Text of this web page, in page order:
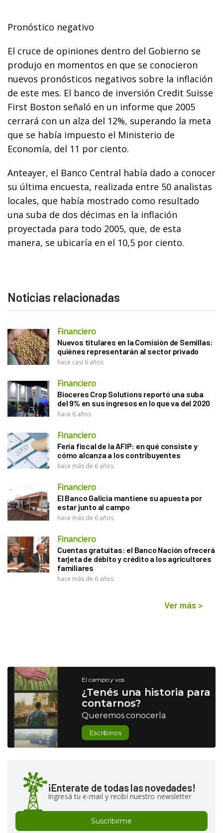
Pronóstico negativo
El cruce de opiniones dentro del Gobierno se
produjo en momentos en que se conocieron
nuevos pronósticos negativos sobre la inflación
de este mes. El banco de inversión Credit Suisse
First Boston señaló en un informe que 2005
cerrará con un alza del 12%, superando la meta
que se había impuesto el Ministerio de
Economía, del 11 por ciento.
Anteayer, el Banco Central había dado a conocer
su última encuesta, realizada entre 50 analistas
locales, que había mostrado como resultado
una suba de dos décimas en la inflación
proyectada para todo 2005, que, de esta
manera, se ubicaría en el 10,5 por ciento.
Noticias relacionadas
Financiero
Nuevos titulares en la Comisión de Semillas:
quiénes representarán al sector privado
hace casi 6 años
Financiero
Bioceres Crop Solutions reportó una suba
del 9% en sus ingresos en lo que va del 2020
hace 6 años
Financiero
Feria fiscal de la AFIP: en qué consiste y
cómo alcanza a los contribuyentes
hace más de 6 años
Financiero
El Banco Galicia mantiene su apuesta por
estar junto al campo
hace más de 6 años
Financiero
Cuentas gratuitas: el Banco Nación ofrecerá
tarjeta de débito y crédito a los agricultores
familiares
hace más de 6 años
Ver más >
El campo y vos
¿Tenés una historia para
contarnos?
Queremos conocerla
Escribinos
¡Enterate de todas las novedades!
Ingresá tu e-mail y recibí nuestro newsletter
Suscribirme